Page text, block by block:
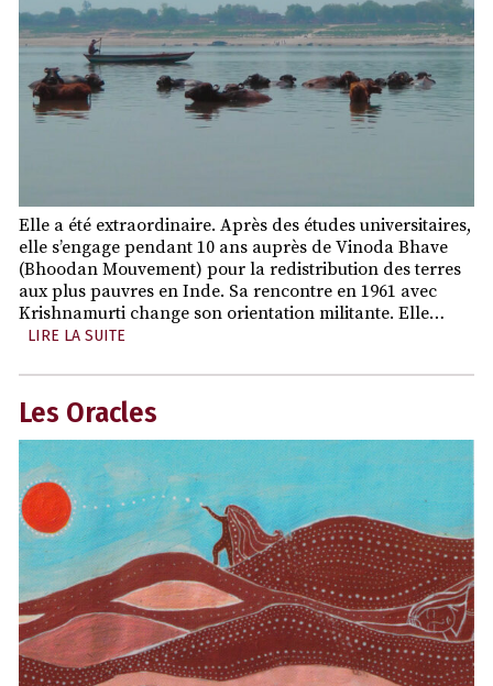
Elle a été extraordinaire. Après des études universitaires,
elle s’engage pendant 10 ans auprès de Vinoda Bhave
(Bhoodan Mouvement) pour la redistribution des terres
aux plus pauvres en Inde. Sa rencontre en 1961 avec
Krishnamurti change son orientation militante. Elle…
LIRE LA SUITE
Les Oracles